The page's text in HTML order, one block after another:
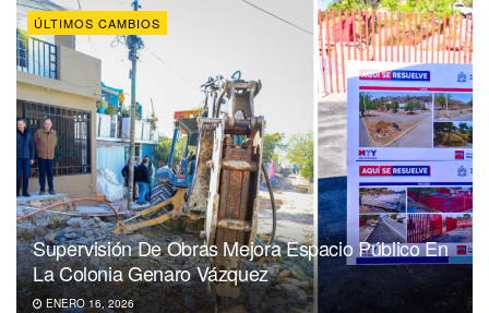
ÚLTIMOS CAMBIOS
Supervisión De Obras Mejora Espacio Público En
La Colonia Genaro Vázquez
ENERO 16, 2026